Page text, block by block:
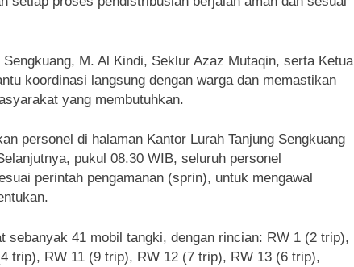
M. Al Kindi, Seklur Azaz Mutaqin, serta Ketua
koordinasi langsung dengan warga dan memastikan
yang membutuhkan.
personel di halaman Kantor Lurah Tanjung Sengkuang
pukul 08.30 WIB, seluruh personel
perintah pengamanan (sprin), untuk mengawal
sebanyak 41 mobil tangki, dengan rincian: RW 1 (2 trip),
trip), RW 11 (9 trip), RW 12 (7 trip), RW 13 (6 trip),